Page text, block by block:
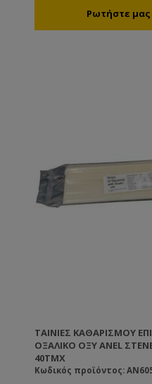
αναγραφόμενων στην
ΤΑΙΝΊΕΣ ΚΑΘΑΡΙΣΜΟΎ
ΟΞΑΛΙΚΌ ΟΞΎ ANEL
40ΤΜΧ
Κωδικός προϊόντος: